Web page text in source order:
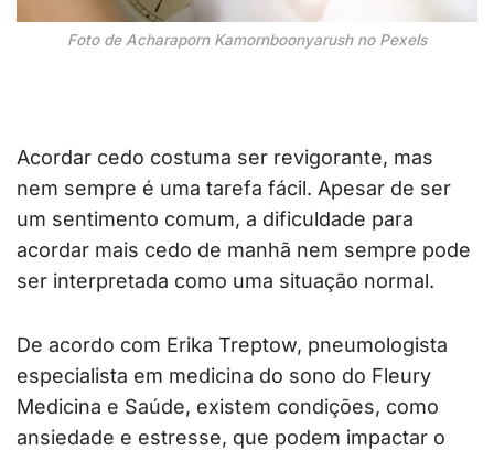
Foto de Acharaporn Kamornboonyarush no Pexels
Acordar cedo costuma ser revigorante, mas
nem sempre é uma tarefa fácil. Apesar de ser
um sentimento comum, a dificuldade para
acordar mais cedo de manhã nem sempre pode
ser interpretada como uma situação normal.
De acordo com Erika Treptow, pneumologista
especialista em medicina do sono do Fleury
Medicina e Saúde, existem condições, como
ansiedade e estresse, que podem impactar o